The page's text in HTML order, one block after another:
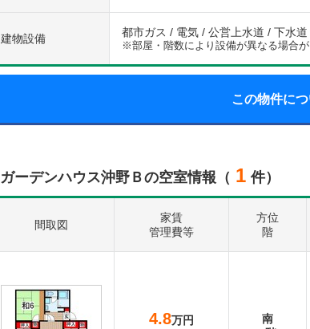
建物設備 都市ガス / 電気 / 公営上水道 / 下水
※部屋・階数により設備が異なる場合が
この物件に
ガーデンハウス沖野Ｂの空室情報（ 1 件）
間取図
家賃
管理費等
方位
階
4.8万円
南